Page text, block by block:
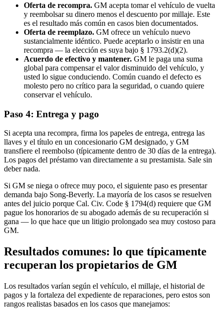
Oferta de recompra. GM acepta tomar el vehículo de vuelta
y reembolsar su dinero menos el descuento por millaje. Este
es el resultado más común en casos bien documentados.
Oferta de reemplazo. GM ofrece un vehículo nuevo
sustancialmente idéntico. Puede aceptarlo o insistir en una
recompra — la elección es suya bajo § 1793.2(d)(2).
Acuerdo de efectivo y mantener. GM le paga una suma
global para compensar el valor disminuido del vehículo, y
usted lo sigue conduciendo. Común cuando el defecto es
molesto pero no crítico para la seguridad, o cuando quiere
conservar el vehículo.
Paso 4: Entrega y pago
Si acepta una recompra, firma los papeles de entrega, entrega las
llaves y el título en un concesionario GM designado, y GM
transfiere el reembolso (típicamente dentro de 30 días de la entrega).
Los pagos del préstamo van directamente a su prestamista. Sale sin
deber nada.
Si GM se niega o ofrece muy poco, el siguiente paso es presentar
demanda bajo Song-Beverly. La mayoría de los casos se resuelven
antes del juicio porque Cal. Civ. Code § 1794(d) requiere que GM
pague los honorarios de su abogado además de su recuperación si
gana — lo que hace que un litigio prolongado sea muy costoso para
GM.
Resultados comunes: lo que típicamente
recuperan los propietarios de GM
Los resultados varían según el vehículo, el millaje, el historial de
pagos y la fortaleza del expediente de reparaciones, pero estos son
rangos realistas basados en los casos que manejamos: